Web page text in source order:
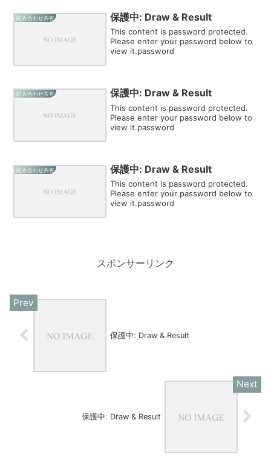
組み合わせ共有 保護中: Draw & Result
This content is password protected.
Please enter your password below to
view it.password
組み合わせ共有 保護中: Draw & Result
This content is password protected.
Please enter your password below to
view it.password
組み合わせ共有 保護中: Draw & Result
This content is password protected.
Please enter your password below to
view it.password
スポンサーリンク
保護中: Draw & Result
保護中: Draw & Result